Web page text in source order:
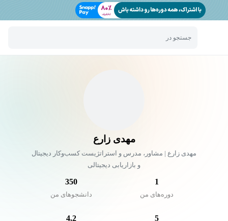
جستجو در
مهدی زارع
مهدی زارع | مشاور، مدرس و استراتژیست کسب‌وکار دیجیتال
و بازاریابی دیجیتالی
1
دوره‌های من
350
دانشجو‌های من
5
4.2